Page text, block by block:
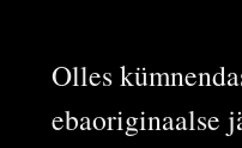
Olles
ebaoriginaalse